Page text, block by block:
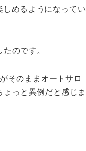
めるようになってい
のです。
そのままオートサロ
っと異例だと感じま